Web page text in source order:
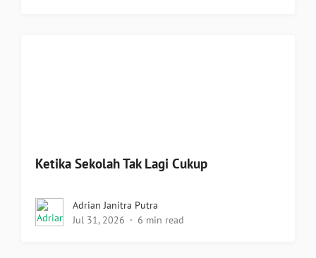
Ketika Sekolah Tak Lagi Cukup
Adrian Janitra Putra
Jul 31, 2026
6 min read